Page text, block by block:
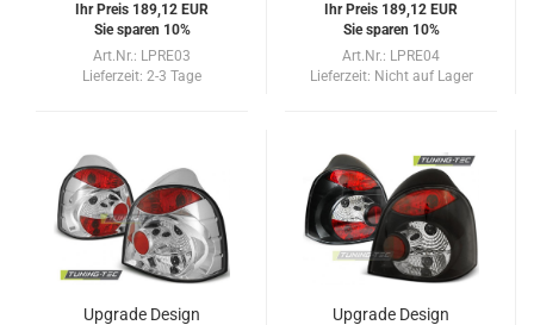
Ihr Preis 189,12 EUR
Sie sparen 10%
Art.Nr.: LPRE03
Lieferzeit: 2-3 Tage
Ihr Preis 189,12 EUR
Sie sparen 10%
Art.Nr.: LPRE04
Lieferzeit: Nicht auf Lager
Upgrade Design
Upgrade Design